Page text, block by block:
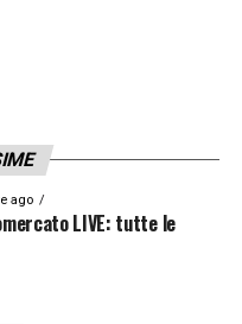
TOP NEWS
ago
LIVE: tutte le